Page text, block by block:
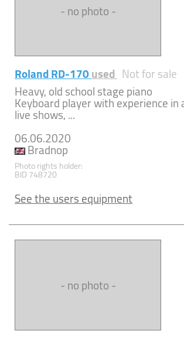
- no photo -
Roland RD-170used Not for sale
Heavy, old school stage piano
Keyboard player with experience in
live shows, ...
06.06.2020
Bradnop
Photo rights holder:
BID 748720
See the users equipment
- no photo -